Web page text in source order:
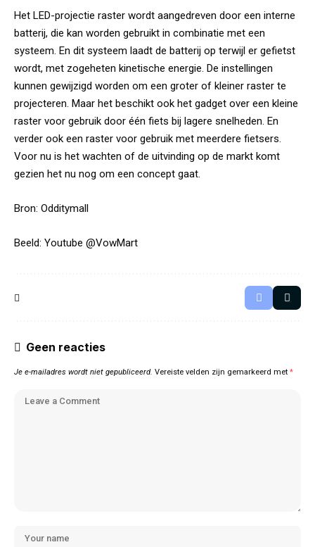
Het LED-projectie raster wordt aangedreven door een interne
batterij, die kan worden gebruikt in combinatie met een
systeem. En dit systeem laadt de batterij op terwijl er gefietst
wordt, met zogeheten kinetische energie. De instellingen
kunnen gewijzigd worden om een groter of kleiner raster te
projecteren. Maar het beschikt ook het gadget over een kleine
raster voor gebruik door één fiets bij lagere snelheden. En
verder ook een raster voor gebruik met meerdere fietsers.
Voor nu is het wachten of de uitvinding op de markt komt
gezien het nu nog om een concept gaat.
Bron: Odditymall
Beeld: Youtube @VowMart
Geen reacties
Je e-mailadres wordt niet gepubliceerd. Vereiste velden zijn gemarkeerd met *